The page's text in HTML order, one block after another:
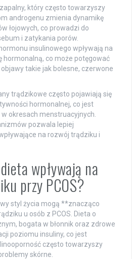
który często towarzyszy
androgenu zmienia dynamikę
łojowych, co prowadzi do
i zatykania porów.
insulinowego wpływają na
hormonalną, co może potęgować
takie jak bolesne, czerwone
trądzikowe często pojawiają się
hormonalnej, co jest
okresach menstruacyjnych.
pozwala lepiej
na rozwój trądziku i
wpływają na
przy PCOS?
styl życia mogą **znacząco
u osób z PCOS. Dieta o
bogata w błonnik oraz zdrowe
poziomu insuliny, co jest
często towarzyszy
skórne.